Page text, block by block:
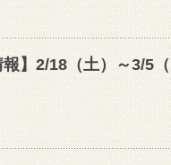
報】2/18（土）～3/5